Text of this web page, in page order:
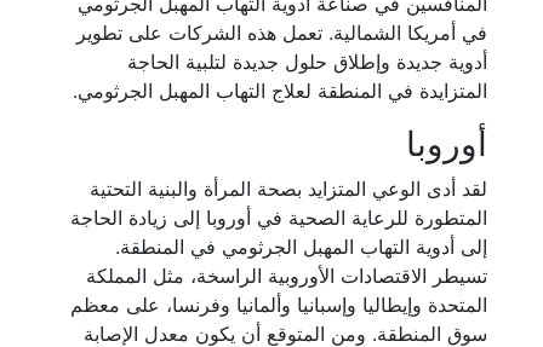
في أمريكا الشمالية. تعمل هذه الشركات على تطوير
أدوية جديدة وإطلاق حلول جديدة لتلبية الحاجة
المتزايدة في المنطقة لعلاج التهاب المهبل الجرثومي.
أوروبا
لقد أدى الوعي المتزايد بصحة المرأة والبنية التحتية
المتطورة للرعاية الصحية في أوروبا إلى زيادة الحاجة
إلى أدوية التهاب المهبل الجرثومي في المنطقة.
تسيطر الاقتصادات الأوروبية الراسخة، مثل المملكة
المتحدة وإيطاليا وإسبانيا وألمانيا وفرنسا، على معظم
سوق المنطقة. ومن المتوقع أن يكون معدل الإصابة